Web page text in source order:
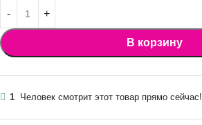
В корзину
1 Человек смотрит этот товар прямо сейчас!